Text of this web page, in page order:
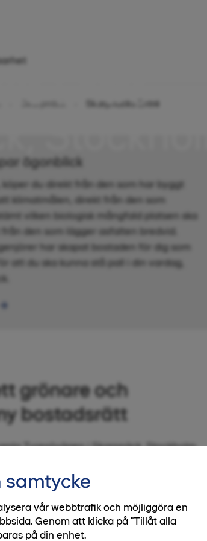
Entré
Skarpnäcks Entré
ögonblick
du direkt från den som har byggt
klimatmålen, direkt från den som
vilken biologisk mångfald platsen ska
den som lägger asfalten bredvid.
har skapat bostaden för dig som
att du ska kunna stå pall i din vardag,
grönare och
bostadsrätt
Tyresövägen i Skarpnäck, Stockholm.
hem här och upplev hur bekvämt
sjön Flaten, bra
samtycke
vår webbtrafik och möjliggöra en
Genom att klicka på "Tillåt alla
på din enhet.